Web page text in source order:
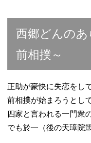
西郷どんの
前相撲～
正助が豪快に失恋をし
前相撲が始まろうとし
四家と言われる一門衆
でも於一（後の天璋院